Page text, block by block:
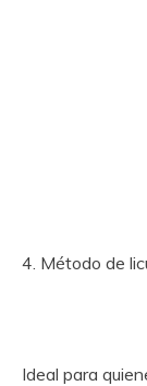
4. Método de
Ideal para